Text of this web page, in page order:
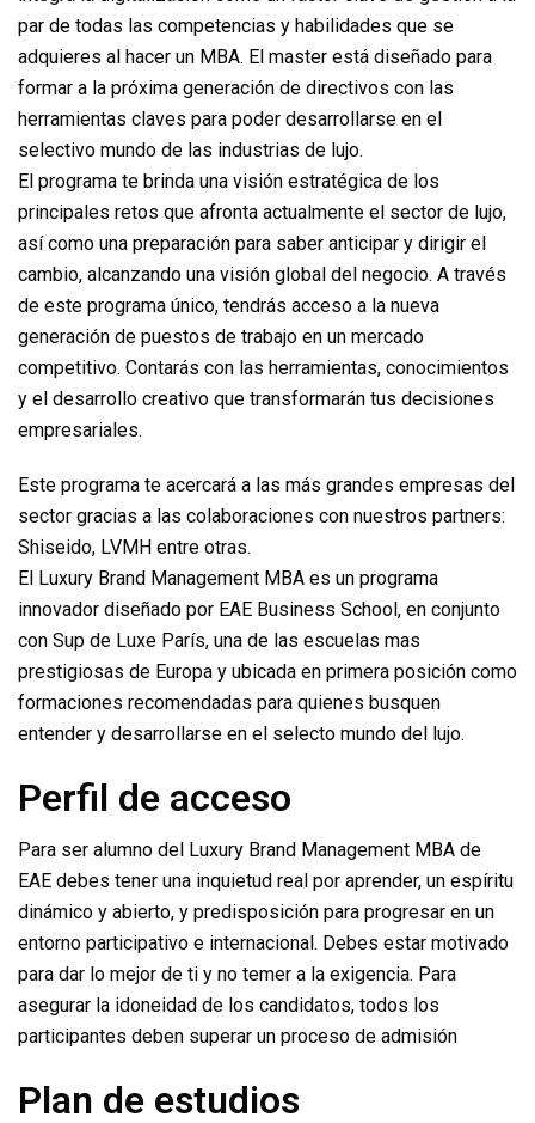
par de todas las competencias y habilidades que se
adquieres al hacer un MBA. El master está diseñado para
formar a la próxima generación de directivos con las
herramientas claves para poder desarrollarse en el
selectivo mundo de las industrias de lujo.
El programa te brinda una visión estratégica de los
principales retos que afronta actualmente el sector de lujo,
así como una preparación para saber anticipar y dirigir el
cambio, alcanzando una visión global del negocio. A través
de este programa único, tendrás acceso a la nueva
generación de puestos de trabajo en un mercado
competitivo. Contarás con las herramientas, conocimientos
y el desarrollo creativo que transformarán tus decisiones
empresariales.
Este programa te acercará a las más grandes empresas del
sector gracias a las colaboraciones con nuestros partners:
Shiseido, LVMH entre otras.
El Luxury Brand Management MBA es un programa
innovador diseñado por EAE Business School, en conjunto
con Sup de Luxe París, una de las escuelas mas
prestigiosas de Europa y ubicada en primera posición como
formaciones recomendadas para quienes busquen
entender y desarrollarse en el selecto mundo del lujo.
Perfil de acceso
Para ser alumno del Luxury Brand Management MBA de
EAE debes tener una inquietud real por aprender, un espíritu
dinámico y abierto, y predisposición para progresar en un
entorno participativo e internacional. Debes estar motivado
para dar lo mejor de ti y no temer a la exigencia. Para
asegurar la idoneidad de los candidatos, todos los
participantes deben superar un proceso de admisión
Plan de estudios